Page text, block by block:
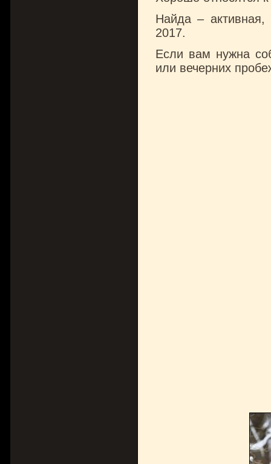
Найда – активная,
2017.
Если вам нужна
или вечерних